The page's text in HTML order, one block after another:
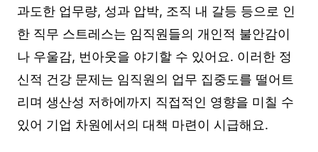
과도한 업무량, 성과 압박, 조직 내 갈등 등으로 인
한 직무 스트레스는 임직원들의 개인적 불안감이
나 우울감, 번아웃을 야기할 수 있어요. 이러한 정
신적 건강 문제는 임직원의 업무 집중도를 떨어트
리며 생산성 저하에까지 직접적인 영향을 미칠 수
있어 기업 차원에서의 대책 마련이 시급해요.